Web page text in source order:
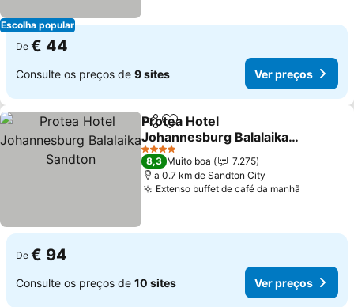
Escolha popular
De € 44
Consulte os preços de 9 sites Ver preços
PartilharAdicionar aos favoritos
Protea Hotel
Johannesburg Balalaika
Sandton
4 Estrelas
8,3 Muito boa
7.275
a 0.7 km de Sandton City
Extenso buffet de café da manhã
De € 94
Consulte os preços de 10 sites Ver preços